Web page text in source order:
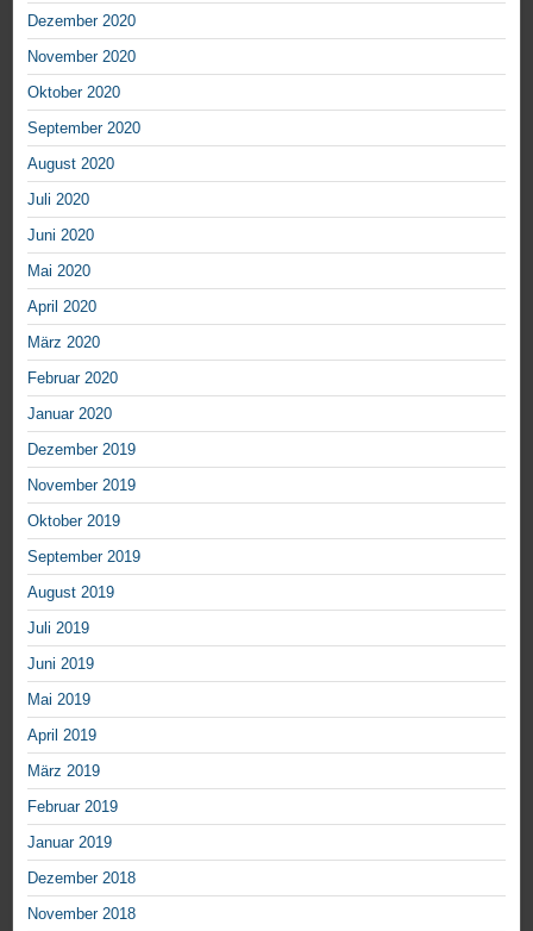
Dezember 2020
November 2020
Oktober 2020
September 2020
August 2020
Juli 2020
Juni 2020
Mai 2020
April 2020
März 2020
Februar 2020
Januar 2020
Dezember 2019
November 2019
Oktober 2019
September 2019
August 2019
Juli 2019
Juni 2019
Mai 2019
April 2019
März 2019
Februar 2019
Januar 2019
Dezember 2018
November 2018